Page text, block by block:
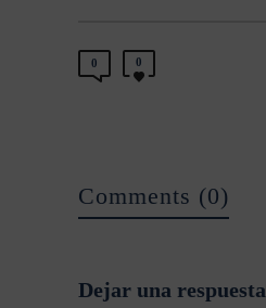
0 0
Comments (0)
Dejar una respuesta